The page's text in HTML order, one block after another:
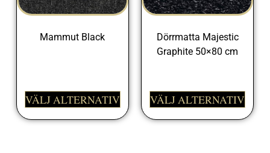
Mammut Black
VÄLJ ALTERNATIV
Dörrmatta Majestic
Graphite 50×80 cm
VÄLJ ALTERNATIV